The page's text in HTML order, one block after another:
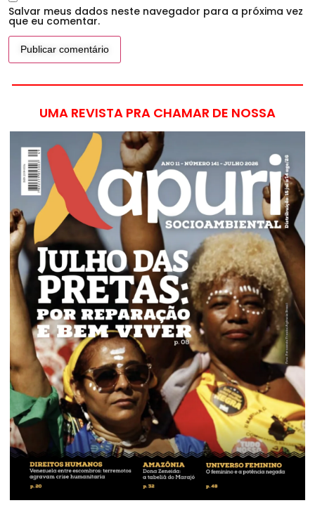
Salvar meus dados neste navegador para a próxima vez
que eu comentar.
UMA REVISTA PRA CHAMAR DE NOSSA